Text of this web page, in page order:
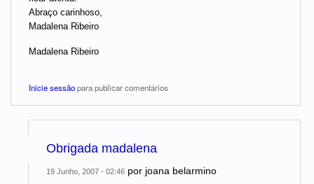
Abraço carinhoso,
Madalena Ribeiro
Madalena Ribeiro
Inicie sessãopara publicar comentários
Obrigada madalena
19 Junho, 2007 - 02:46 por joana belarmino